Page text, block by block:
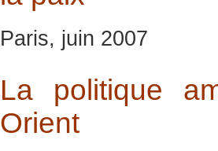
Paris, juin 2007
La politique
Orient